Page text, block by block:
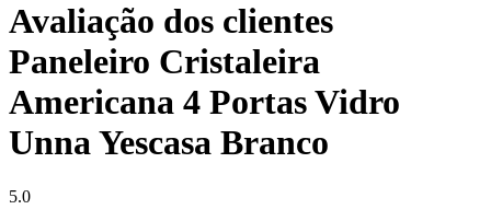
Avaliação dos clientes
Paneleiro Cristaleira
Americana 4 Portas Vidro
Unna Yescasa Branco
5.0